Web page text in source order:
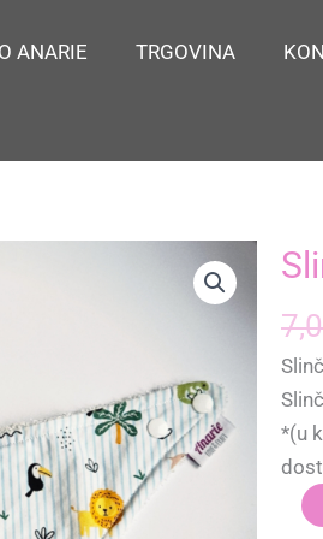
O ANARIE TRGOVINA
*(u